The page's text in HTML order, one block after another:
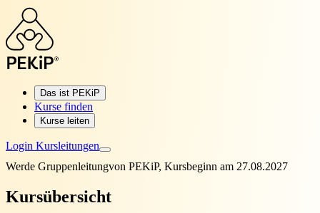
Das ist PEKiP
Kurse finden
Kurse leiten
Login Kursleitungen
Werde Gruppenleitungvon PEKiP, Kursbeginn am 27.08.2027
Kursübersicht